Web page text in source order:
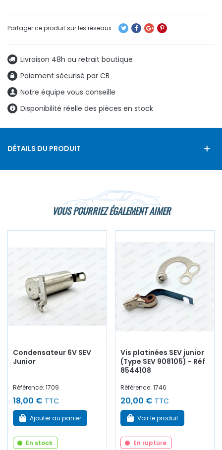
Livraison 48h ou retrait boutique
Paiement sécurisé par CB
Notre équipe vous conseille
Disponibilité réelle des pièces en stock
DÉTAILS DU PRODUIT
VOUS POURRIEZ ÉGALEMENT AIMER
Condensateur 6V SEV
Junior
Référence: 1709
18,00 € TTC
Ajouter au panier
En stock
Vis platinées SEV junior
(Type SEV 908105) - Réf
8544108
Référence: 1746
20,00 € TTC
Voir le produit
En rupture